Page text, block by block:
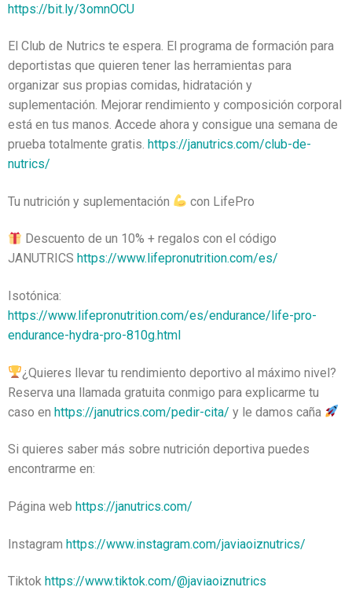
https://bit.ly/3omnOCU
El Club de Nutrics te espera. El programa de formación para
deportistas que quieren tener las herramientas para
organizar sus propias comidas, hidratación y
suplementación. Mejorar rendimiento y composición corporal
está en tus manos. Accede ahora y consigue una semana de
prueba totalmente gratis. https://janutrics.com/club-de-
nutrics/
Tu nutrición y suplementación con LifePro
Descuento de un 10% + regalos con el código
JANUTRICS https://www.lifepronutrition.com/es/
Isotónica:
https://www.lifepronutrition.com/es/endurance/life-pro-
endurance-hydra-pro-810g.html
¿Quieres llevar tu rendimiento deportivo al máximo nivel?
Reserva una llamada gratuita conmigo para explicarme tu
caso en https://janutrics.com/pedir-cita/ y le damos caña
Si quieres saber más sobre nutrición deportiva puedes
encontrarme en:
Página web https://janutrics.com/
Instagram https://www.instagram.com/javiaoiznutrics/
Tiktok https://www.tiktok.com/@javiaoiznutrics